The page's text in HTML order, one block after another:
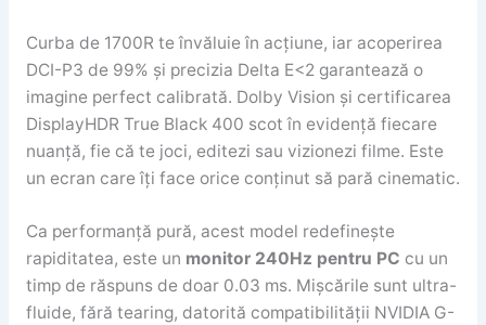
Curba de 1700R te învăluie în acțiune, iar acoperirea
DCI-P3 de 99% și precizia Delta E<2 garantează o
imagine perfect calibrată. Dolby Vision și certificarea
DisplayHDR True Black 400 scot în evidență fiecare
nuanță, fie că te joci, editezi sau vizionezi filme. Este
un ecran care îți face orice conținut să pară cinematic.
Ca performanță pură, acest model redefinește
rapiditatea, este un monitor 240Hz pentru PC cu un
timp de răspuns de doar 0.03 ms. Mișcările sunt ultra-
fluide, fără tearing, datorită compatibilității NVIDIA G-